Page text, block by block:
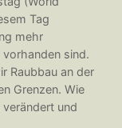
Tag
mehr
vorhanden sind.
Raubbau an der
Grenzen. Wie
und